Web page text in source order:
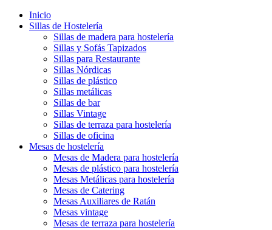
Inicio
Sillas de Hostelería
Sillas de madera para hostelería
Sillas y Sofás Tapizados
Sillas para Restaurante
Sillas Nórdicas
Sillas de plástico
Sillas metálicas
Sillas de bar
Sillas Vintage
Sillas de terraza para hostelería
Sillas de oficina
Mesas de hostelería
Mesas de Madera para hostelería
Mesas de plástico para hostelería
Mesas Metálicas para hostelería
Mesas de Catering
Mesas Auxiliares de Ratán
Mesas vintage
Mesas de terraza para hostelería